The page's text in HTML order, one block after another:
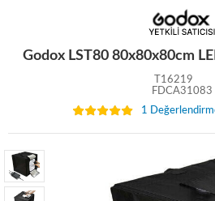
Godox LST80 80x80x80cm
T16219
FDCA31083
1